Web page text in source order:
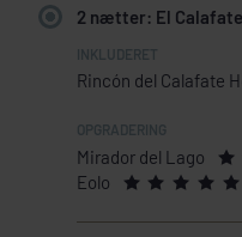
2 nætter: El Calafate
Rincón del Calafate
Mirador del Lago
Eolo